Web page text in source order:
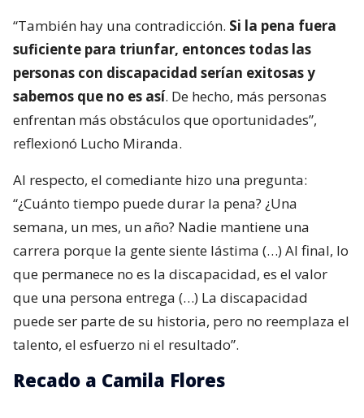
“También hay una contradicción. Si la pena fuera
suficiente para triunfar, entonces todas las
personas con discapacidad serían exitosas y
sabemos que no es así. De hecho, más personas
enfrentan más obstáculos que oportunidades”,
reflexionó Lucho Miranda.
Al respecto, el comediante hizo una pregunta:
“¿Cuánto tiempo puede durar la pena? ¿Una
semana, un mes, un año? Nadie mantiene una
carrera porque la gente siente lástima (…) Al final, lo
que permanece no es la discapacidad, es el valor
que una persona entrega (…) La discapacidad
puede ser parte de su historia, pero no reemplaza el
talento, el esfuerzo ni el resultado”.
Recado a Camila Flores